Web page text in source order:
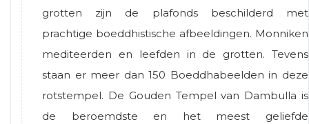
grotten zijn de plafonds beschilderd met
prachtige boeddhistische afbeeldingen. Monniken
mediteerden en leefden in de grotten. Tevens
staan er meer dan 150 Boeddhabeelden in deze
rotstempel. De Gouden Tempel van Dambulla is
de beroemdste en het meest geliefde